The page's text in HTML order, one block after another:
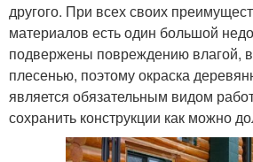
другого. При всех своих
материалов есть один большой
подвержены повреждению влагой,
плесенью, поэтому окраска
является обязательным видом
сохранить конструкции как можно